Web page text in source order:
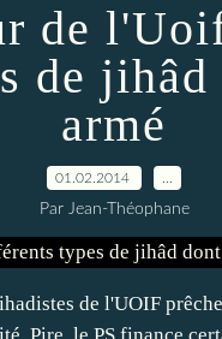
de
de
armé
01.02.2014
Par Jean-Théophane
de l'UOIF